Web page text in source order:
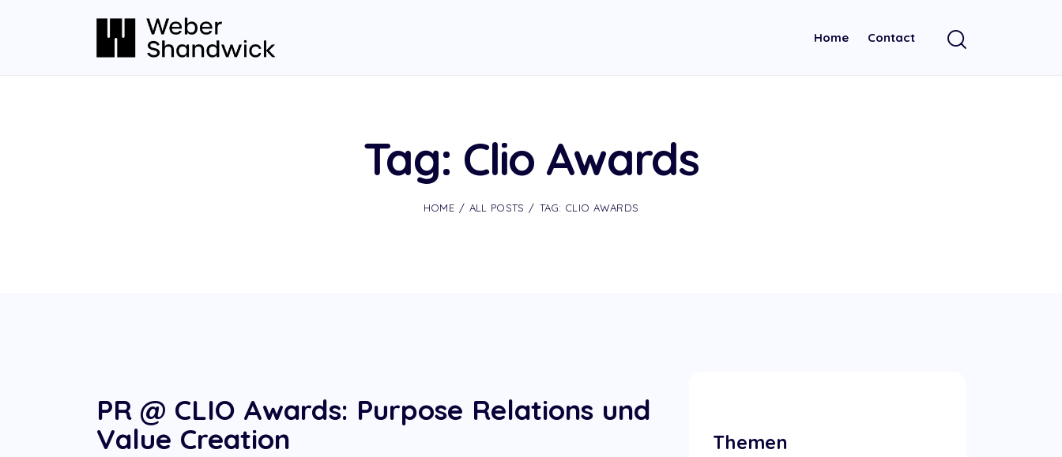
Home Contact
Tag: Clio Awards
HOME ALL POSTS TAG: CLIO AWARDS
PR @ CLIO Awards: Purpose Relations und
Value Creation
Themen